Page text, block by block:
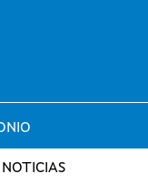
NOTICIAS